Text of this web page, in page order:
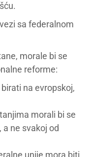
sa federalnom
morale bi se
reforme:
na evropskoj,
morali bi se
ne svakoj od